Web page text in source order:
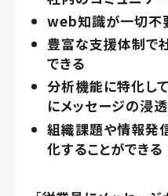
web知識が一切不
豊富な支援体制で
できる
分析機能に特化して
にメッセージの浸
組織課題や情報発
化することができる